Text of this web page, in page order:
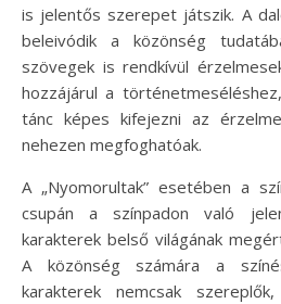
is jelentős szerepet játszik. A
beleivódik a közönség
szövegek is rendkívül
hozzájárul a
tánc képes kifejezni az
nehezen megfoghatóak.
A „Nyomorultak” esetében a
csupán a színpadon való
karakterek belső világának
A közönség számára a
karakterek nemcsak